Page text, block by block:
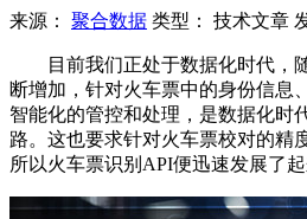
来源： 聚合数据 类型： 技术文章
目前我们正处于数据化时代，
断增加，针对火车票中的身份信息
智能化的管控和处理，是数据化时
路。这也要求针对火车票校对的精
所以火车票识别API便迅速发展了起